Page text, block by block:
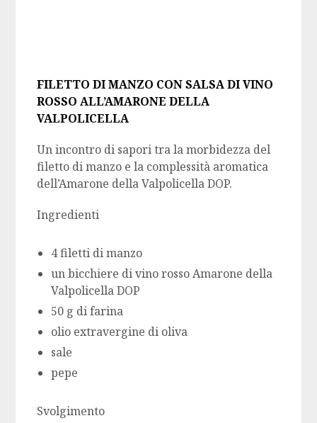
FILETTO DI MANZO CON SALSA DI VINO
ROSSO ALL’AMARONE DELLA
VALPOLICELLA
Un incontro di sapori tra la morbidezza del
filetto di manzo e la complessità aromatica
dell’Amarone della Valpolicella DOP.
Ingredienti
4 filetti di manzo
un bicchiere di vino rosso Amarone della
Valpolicella DOP
50 g di farina
olio extravergine di oliva
sale
pepe
Svolgimento